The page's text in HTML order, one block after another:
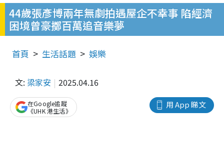
44歲張彥博兩年無劇拍遇屋企不幸事 陷經濟
困境曾豪擲百萬追音樂夢
首頁 生活話題 娛樂
文: 梁家安 2025.04.16
用 App 睇文
在Google追蹤
《UHK 港生活》